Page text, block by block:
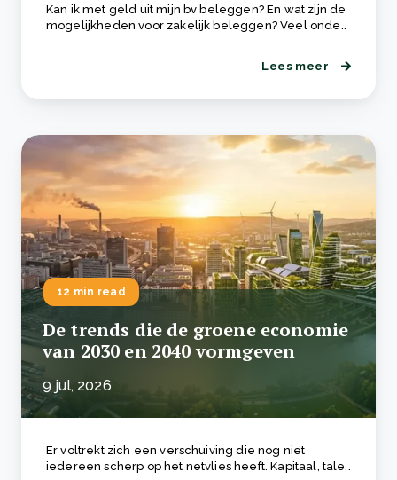
Kan ik met geld uit mijn bv beleggen? En wat zijn de
mogelijkheden voor zakelijk beleggen? Veel onde..
Lees meer
12 min read
De trends die de groene economie
van 2030 en 2040 vormgeven
9 jul, 2026
Er voltrekt zich een verschuiving die nog niet
iedereen scherp op het netvlies heeft. Kapitaal, tale..